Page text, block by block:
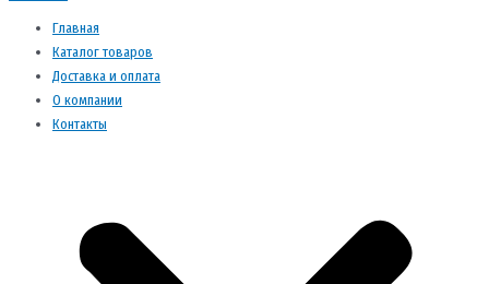
Главная
Каталог товаров
Доставка и оплата
О компании
Контакты